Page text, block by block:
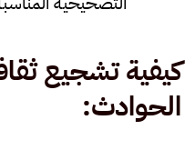
كيفية تشجيع
الحوادث: